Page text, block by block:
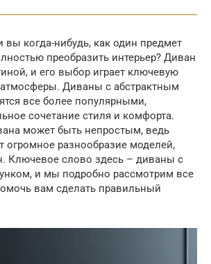
когда-нибудь, как один предмет
преобразить интерьер? Диван
и его выбор играет ключевую
Диваны с абстрактным
все более популярными,
сочетание стиля и комфорта.
может быть непростым, ведь
огромное разнообразие моделей,
Ключевое слово здесь – диваны с
и мы подробно рассмотрим все
вам сделать правильный